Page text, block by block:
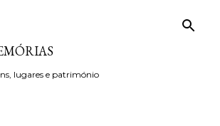
Avançar para o conteúdo principal
lugares e património